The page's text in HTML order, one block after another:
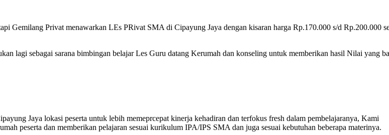
Gemilang Privat menawarkan LEs PRivat SMA di Cipayung Jaya dengan kisaran harga Rp.170.000 s/d Rp.200.000
lagi sebagai sarana bimbingan belajar Les Guru datang Kerumah dan konseling untuk memberikan hasil Nilai yang
Jaya lokasi peserta untuk lebih memeprcepat kinerja kehadiran dan terfokus fresh dalam pembelajaranya, Kami
peserta dan memberikan pelajaran sesuai kurikulum IPA/IPS SMA dan juga sesuai kebutuhan beberapa materinya.